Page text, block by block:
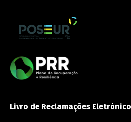
Livro de Reclamações Eletrónico